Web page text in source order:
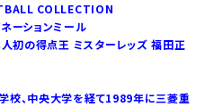
COLLECTION
ーションミール
初の得点王 ミスターレッズ 福田正
校、中央大学を経て1989年に三菱重